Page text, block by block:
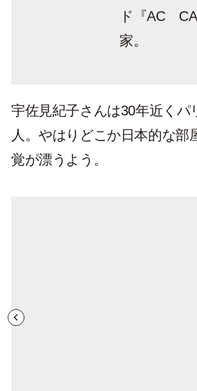
ド『AC
家。
宇佐見紀子さんは30年近くパ
人。やはりどこか日本的な部
覚が漂うよう。